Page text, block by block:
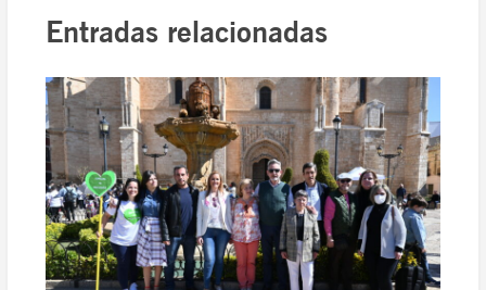
Entradas relacionadas